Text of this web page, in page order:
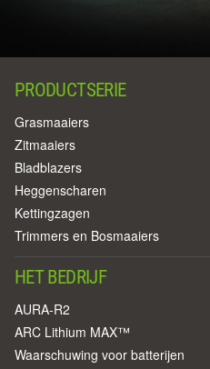
PRODUCTSERIE
Grasmaaiers
Zitmaaiers
Bladblazers
Heggenscharen
Kettingzagen
Trimmers en Bosmaaiers
HET BEDRIJF
AURA-R2
ARC Lithium MAX™
Waarschuwing voor batterijen